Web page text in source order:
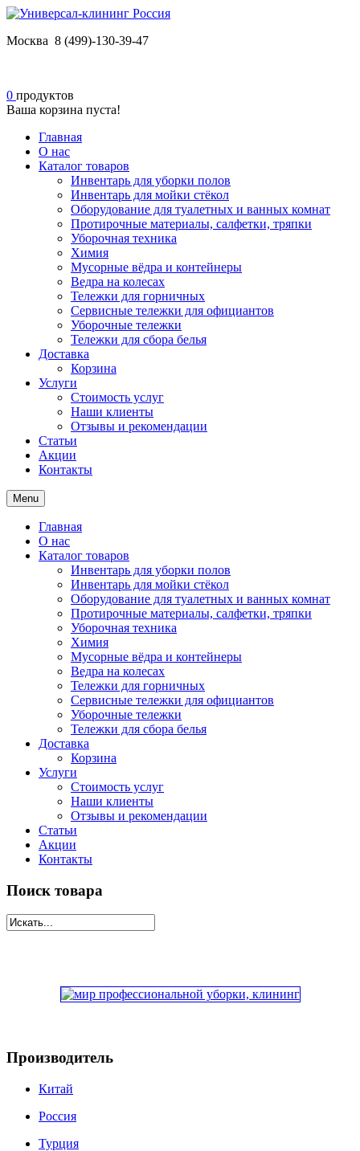
Москва 8 (499)-130-39-47
0 продуктов
Ваша корзина пуста!
Главная
О нас
Каталог товаров
Инвентарь для уборки полов
Инвентарь для мойки стёкол
Оборудование для туалетных и ванных комнат
Протирочные материалы, салфетки, тряпки
Уборочная техника
Химия
Мусорные вёдра и контейнеры
Ведра на колесах
Тележки для горничных
Сервисные тележки для официантов
Уборочные тележки
Тележки для сбора белья
Доставка
Корзина
Услуги
Стоимость услуг
Наши клиенты
Отзывы и рекомендации
Статьи
Акции
Контакты
Menu
Главная
О нас
Каталог товаров
Инвентарь для уборки полов
Инвентарь для мойки стёкол
Оборудование для туалетных и ванных комнат
Протирочные материалы, салфетки, тряпки
Уборочная техника
Химия
Мусорные вёдра и контейнеры
Ведра на колесах
Тележки для горничных
Сервисные тележки для официантов
Уборочные тележки
Тележки для сбора белья
Доставка
Корзина
Услуги
Стоимость услуг
Наши клиенты
Отзывы и рекомендации
Статьи
Акции
Контакты
Поиск товара
Производитель
Китай
Россия
Турция